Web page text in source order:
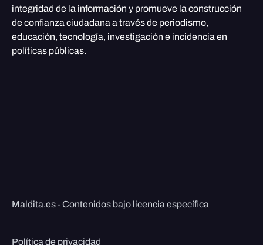
integridad de la información y promueve la construcción
de confianza ciudadana a través de periodismo,
educación, tecnología, investigación e incidencia en
políticas públicas.
Maldita.es - Contenidos bajo licencia específica
Política de privacidad